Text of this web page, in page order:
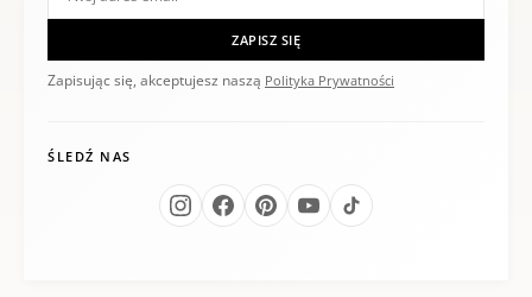
ZAPISZ SIĘ
Zapisując się, akceptujesz naszą Polityka Prywatności
ŚLEDŹ NAS